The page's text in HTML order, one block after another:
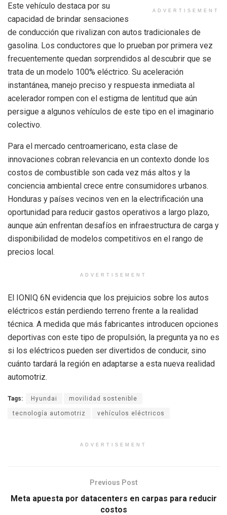
ADVERTISEMENT
Este vehículo destaca por su
capacidad de brindar sensaciones
de conducción que rivalizan con autos tradicionales de
gasolina. Los conductores que lo prueban por primera vez
frecuentemente quedan sorprendidos al descubrir que se
trata de un modelo 100% eléctrico. Su aceleración
instantánea, manejo preciso y respuesta inmediata al
acelerador rompen con el estigma de lentitud que aún
persigue a algunos vehículos de este tipo en el imaginario
colectivo.
Para el mercado centroamericano, esta clase de
innovaciones cobran relevancia en un contexto donde los
costos de combustible son cada vez más altos y la
conciencia ambiental crece entre consumidores urbanos.
Honduras y países vecinos ven en la electrificación una
oportunidad para reducir gastos operativos a largo plazo,
aunque aún enfrentan desafíos en infraestructura de carga y
disponibilidad de modelos competitivos en el rango de
precios local.
ADVERTISEMENT
El IONIQ 6N evidencia que los prejuicios sobre los autos
eléctricos están perdiendo terreno frente a la realidad
técnica. A medida que más fabricantes introducen opciones
deportivas con este tipo de propulsión, la pregunta ya no es
si los eléctricos pueden ser divertidos de conducir, sino
cuánto tardará la región en adaptarse a esta nueva realidad
automotriz.
Tags: Hyundai movilidad sostenible
tecnología automotriz vehículos eléctricos
ADVERTISEMENT
Previous Post
Meta apuesta por datacenters en carpas para reducir
costos